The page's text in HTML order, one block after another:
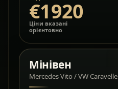
€1920
Ціни вказані
орієнтовно
Мінівен
Mercedes Vito / VW Caravelle